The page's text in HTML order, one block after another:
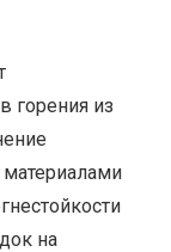
горения из
на